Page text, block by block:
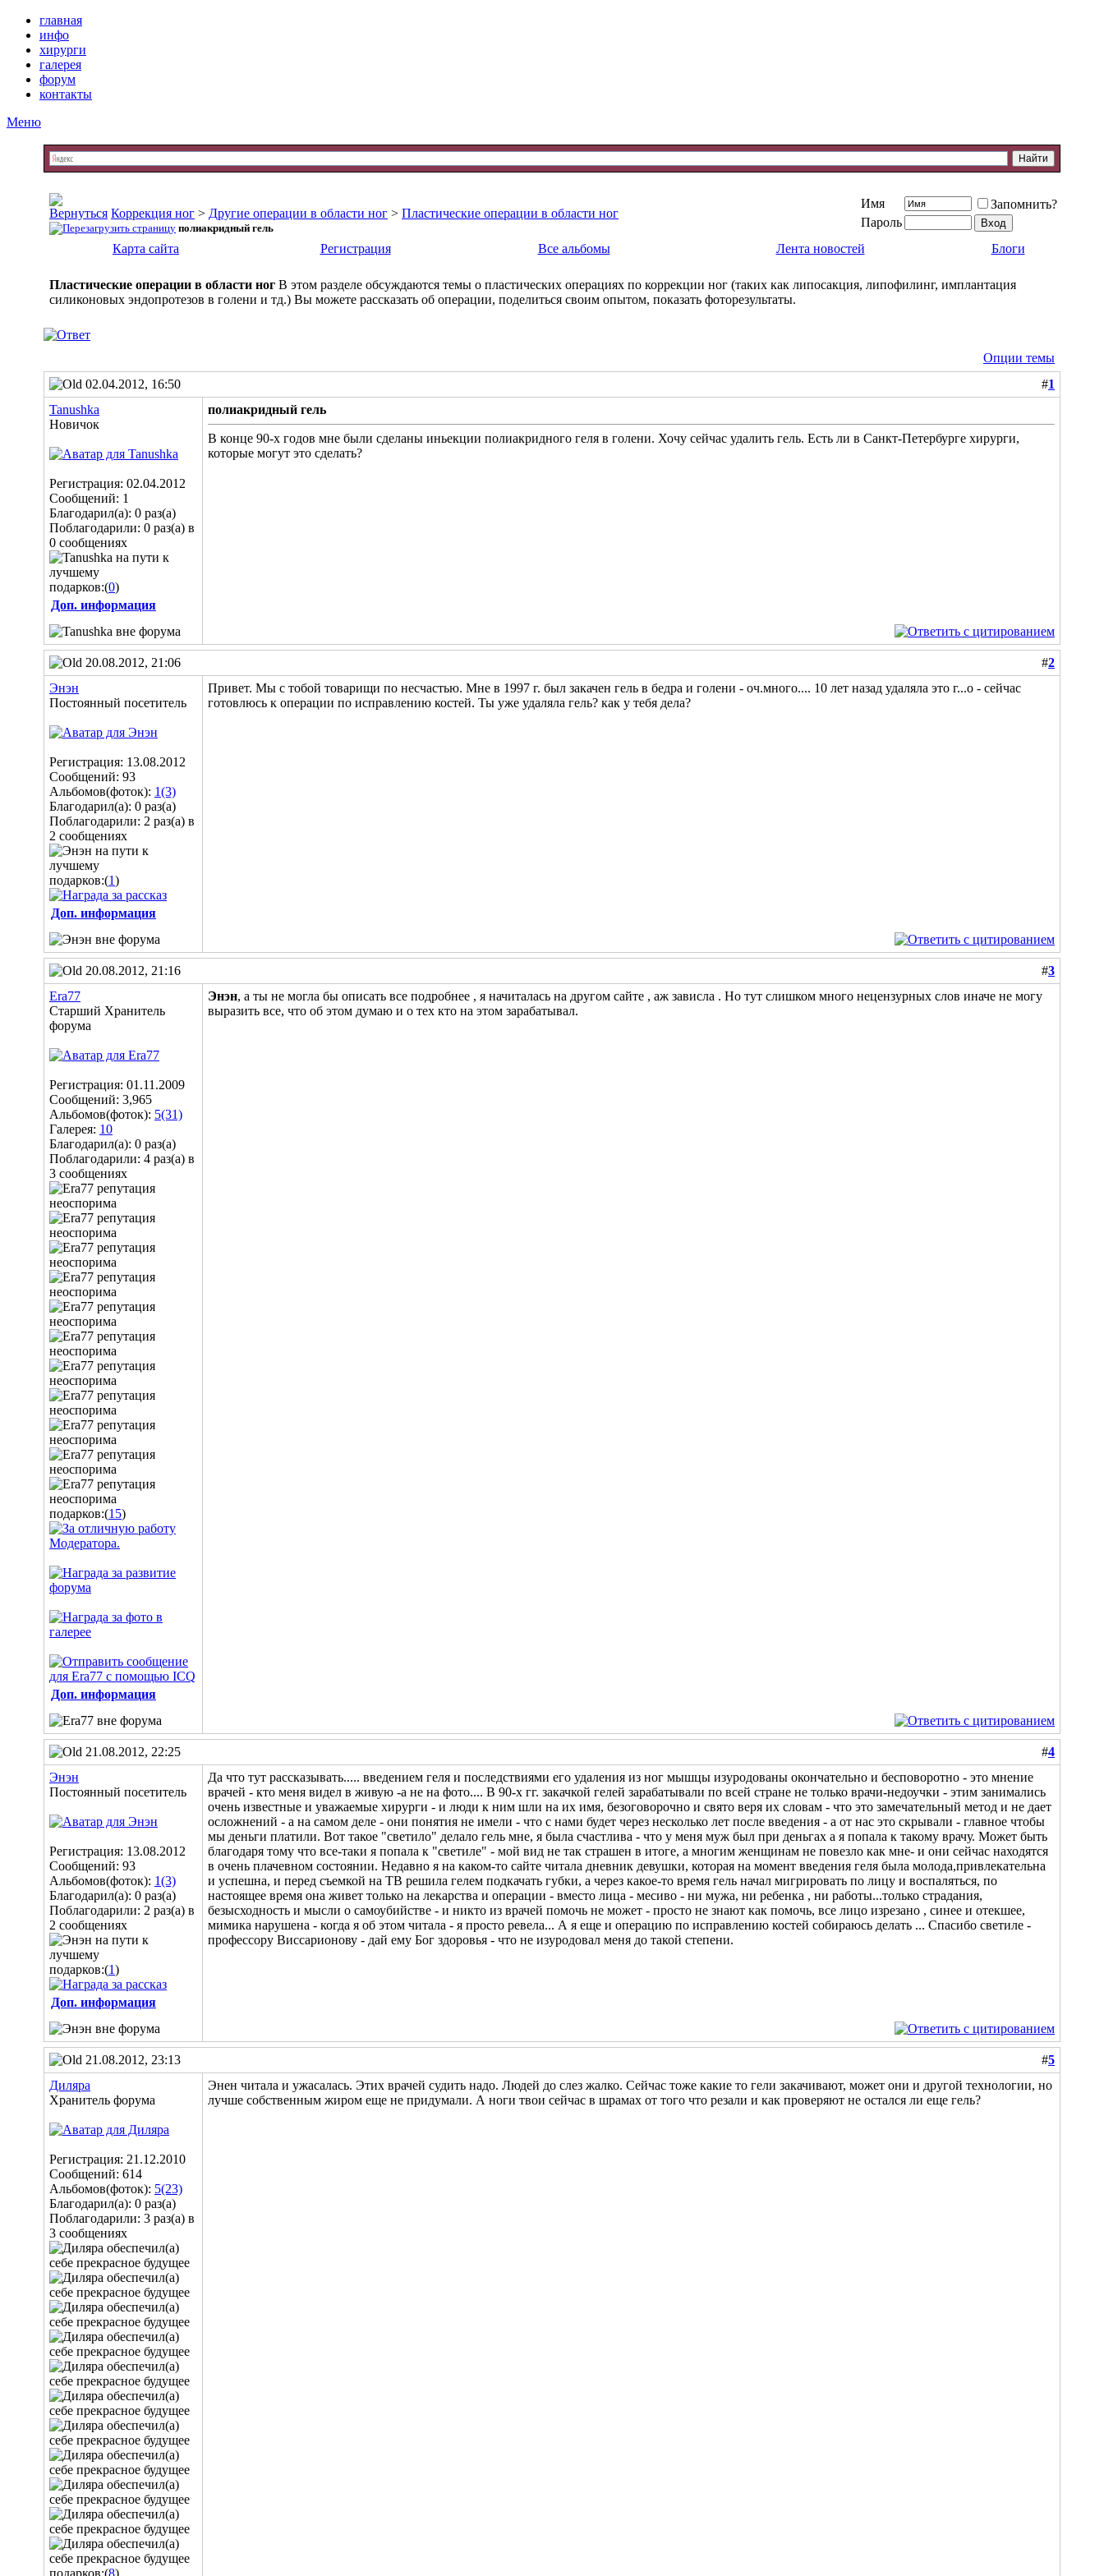
главная
инфо
хирурги
галерея
форум
контакты
Меню
Коррекция ног > Другие операции в области ног > Пластические операции в области ног
полиакридный гель
Имя
Запомнить?
Пароль
Карта сайта
Регистрация Все альбомы Лента новостей Блоги
Пластические операции в области ног В этом разделе обсуждаются темы о пластических операциях по коррекции ног (таких как липосакция, липофилинг, имплантация
силиконовых эндопротезов в голени и тд.) Вы можете рассказать об операции, поделиться своим опытом, показать фоторезультаты.
Опции темы
02.04.2012, 16:50
#1
Tanushka
Новичок
Регистрация: 02.04.2012
Сообщений: 1
Благодарил(а): 0 раз(а)
Поблагодарили: 0 раз(а) в
0 сообщениях
подарков:(0)
Доп. информация
полиакридный гель
В конце 90-х годов мне были сделаны иньекции полиакридного геля в голени. Хочу сейчас удалить гель. Есть ли в Санкт-Петербурге хирурги,
которые могут это сделать?
20.08.2012, 21:06 #2
Энэн
Постоянный посетитель
Регистрация: 13.08.2012
Сообщений: 93
Альбомов(фоток): 1(3)
Благодарил(а): 0 раз(а)
Поблагодарили: 2 раз(а) в
2 сообщениях
подарков:(1)
Доп. информация
Привет. Мы с тобой товарищи по несчастью. Мне в 1997 г. был закачен гель в бедра и голени - оч.много.... 10 лет назад удаляла это г...о - сейчас
готовлюсь к операции по исправлению костей. Ты уже удаляла гель? как у тебя дела?
20.08.2012, 21:16 #3
Era77
Старший Хранитель
форума
Регистрация: 01.11.2009
Сообщений: 3,965
Альбомов(фоток): 5(31)
Галерея: 10
Благодарил(а): 0 раз(а)
Поблагодарили: 4 раз(а) в
3 сообщениях
подарков:(15)
Доп. информация
Энэн, а ты не могла бы описать все подробнее , я начиталась на другом сайте , аж зависла . Но тут слишком много нецензурных слов иначе не могу
выразить все, что об этом думаю и о тех кто на этом зарабатывал.
21.08.2012, 22:25 #4
Энэн
Постоянный посетитель
Регистрация: 13.08.2012
Сообщений: 93
Альбомов(фоток): 1(3)
Благодарил(а): 0 раз(а)
Поблагодарили: 2 раз(а) в
2 сообщениях
подарков:(1)
Доп. информация
Да что тут рассказывать..... введением геля и последствиями его удаления из ног мышцы изуродованы окончательно и бесповоротно - это мнение
врачей - кто меня видел в живую -а не на фото.... В 90-х гг. закачкой гелей зарабатывали по всей стране не только врачи-недоучки - этим занимались
очень известные и уважаемые хирурги - и люди к ним шли на их имя, безоговорочно и свято веря их словам - что это замечательный метод и не дает
осложнений - а на самом деле - они понятия не имели - что с нами будет через несколько лет после введения - а от нас это скрывали - главное чтобы
мы деньги платили. Вот такое "светило" делало гель мне, я была счастлива - что у меня муж был при деньгах а я попала к такому врачу. Может быть
благодаря тому что все-таки я попала к "светиле" - мой вид не так страшен в итоге, а многим женщинам не повезло как мне- и они сейчас находятся
в очень плачевном состоянии. Недавно я на каком-то сайте читала дневник девушки, которая на момент введения геля была молода,привлекательна
и успешна, и перед съемкой на ТВ решила гелем подкачать губки, а через какое-то время гель начал мигрировать по лицу и воспаляться, по
настоящее время она живет только на лекарства и операции - вместо лица - месиво - ни мужа, ни ребенка , ни работы...только страдания,
безысходность и мысли о самоубийстве - и никто из врачей помочь не может - просто не знают как помочь, все лицо изрезано , синее и отекшее,
мимика нарушена - когда я об этом читала - я просто ревела... А я еще и операцию по исправлению костей собираюсь делать ... Спасибо светиле -
профессору Виссарионову - дай ему Бог здоровья - что не изуродовал меня до такой степени.
21.08.2012, 23:13 #5
Диляра
Хранитель форума
Регистрация: 21.12.2010
Сообщений: 614
Альбомов(фоток): 5(23)
Благодарил(а): 0 раз(а)
Поблагодарили: 3 раз(а) в
3 сообщениях
подарков:(8)
Энен читала и ужасалась. Этих врачей судить надо. Людей до слез жалко. Сейчас тоже какие то гели закачивают, может они и другой технологии, но
лучше собственным жиром еще не придумали. А ноги твои сейчас в шрамах от того что резали и как проверяют не остался ли еще гель?